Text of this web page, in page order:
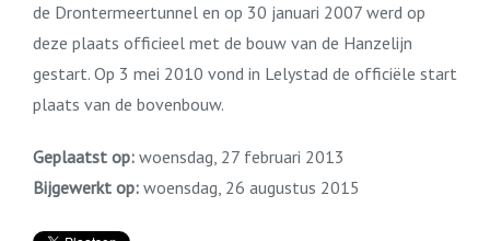
de Drontermeertunnel en op 30 januari 2007 werd op
deze plaats officieel met de bouw van de Hanzelijn
gestart. Op 3 mei 2010 vond in Lelystad de officiële start
plaats van de bovenbouw.
Geplaatst op: woensdag, 27 februari 2013
Bijgewerkt op: woensdag, 26 augustus 2015